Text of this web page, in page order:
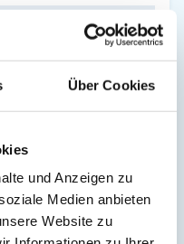
Über Cookies
und Anzeigen zu
Medien anbieten
Website zu
Einrichtungen.
Rungehaus -
Eine